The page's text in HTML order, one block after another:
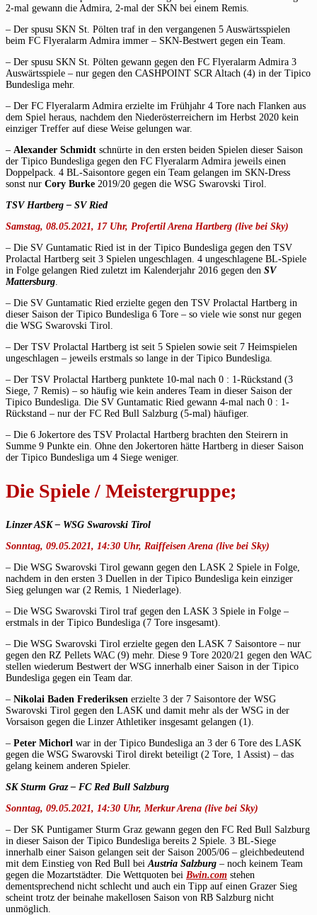
2-mal gewann die Admira, 2-mal der SKN bei einem Remis.
– Der spusu SKN St. Pölten traf in den vergangenen 5 Auswärtsspielen
beim FC Flyeralarm Admira immer – SKN-Bestwert gegen ein Team.
– Der spusu SKN St. Pölten gewann gegen den FC Flyeralarm Admira 3
Auswärtsspiele – nur gegen den CASHPOINT SCR Altach (4) in der Tipico
Bundesliga mehr.
– Der FC Flyeralarm Admira erzielte im Frühjahr 4 Tore nach Flanken aus
dem Spiel heraus, nachdem den Niederösterreichern im Herbst 2020 kein
einziger Treffer auf diese Weise gelungen war.
– Alexander Schmidt schnürte in den ersten beiden Spielen dieser Saison
der Tipico Bundesliga gegen den FC Flyeralarm Admira jeweils einen
Doppelpack. 4 BL-Saisontore gegen ein Team gelangen im SKN-Dress
sonst nur Cory Burke 2019/20 gegen die WSG Swarovski Tirol.
TSV Hartberg – SV Ried
Samstag, 08.05.2021, 17 Uhr, Profertil Arena Hartberg (live bei Sky)
– Die SV Guntamatic Ried ist in der Tipico Bundesliga gegen den TSV
Prolactal Hartberg seit 3 Spielen ungeschlagen. 4 ungeschlagene BL-Spiele
in Folge gelangen Ried zuletzt im Kalenderjahr 2016 gegen den SV
Mattersburg.
– Die SV Guntamatic Ried erzielte gegen den TSV Prolactal Hartberg in
dieser Saison der Tipico Bundesliga 6 Tore – so viele wie sonst nur gegen
die WSG Swarovski Tirol.
– Der TSV Prolactal Hartberg ist seit 5 Spielen sowie seit 7 Heimspielen
ungeschlagen – jeweils erstmals so lange in der Tipico Bundesliga.
– Der TSV Prolactal Hartberg punktete 10-mal nach 0 : 1-Rückstand (3
Siege, 7 Remis) – so häufig wie kein anderes Team in dieser Saison der
Tipico Bundesliga. Die SV Guntamatic Ried gewann 4-mal nach 0 : 1-
Rückstand – nur der FC Red Bull Salzburg (5-mal) häufiger.
– Die 6 Jokertore des TSV Prolactal Hartberg brachten den Steirern in
Summe 9 Punkte ein. Ohne den Jokertoren hätte Hartberg in dieser Saison
der Tipico Bundesliga um 4 Siege weniger.
Die Spiele / Meistergruppe;
Linzer ASK – WSG Swarovski Tirol
Sonntag, 09.05.2021, 14:30 Uhr, Raiffeisen Arena (live bei Sky)
– Die WSG Swarovski Tirol gewann gegen den LASK 2 Spiele in Folge,
nachdem in den ersten 3 Duellen in der Tipico Bundesliga kein einziger
Sieg gelungen war (2 Remis, 1 Niederlage).
– Die WSG Swarovski Tirol traf gegen den LASK 3 Spiele in Folge –
erstmals in der Tipico Bundesliga (7 Tore insgesamt).
– Die WSG Swarovski Tirol erzielte gegen den LASK 7 Saisontore – nur
gegen den RZ Pellets WAC (9) mehr. Diese 9 Tore 2020/21 gegen den WAC
stellen wiederum Bestwert der WSG innerhalb einer Saison in der Tipico
Bundesliga gegen ein Team dar.
– Nikolai Baden Frederiksen erzielte 3 der 7 Saisontore der WSG
Swarovski Tirol gegen den LASK und damit mehr als der WSG in der
Vorsaison gegen die Linzer Athletiker insgesamt gelangen (1).
– Peter Michorl war in der Tipico Bundesliga an 3 der 6 Tore des LASK
gegen die WSG Swarovski Tirol direkt beteiligt (2 Tore, 1 Assist) – das
gelang keinem anderen Spieler.
SK Sturm Graz – FC Red Bull Salzburg
Sonntag, 09.05.2021, 14:30 Uhr, Merkur Arena (live bei Sky)
– Der SK Puntigamer Sturm Graz gewann gegen den FC Red Bull Salzburg
in dieser Saison der Tipico Bundesliga bereits 2 Spiele. 3 BL-Siege
innerhalb einer Saison gelangen seit der Saison 2005/06 – gleichbedeutend
mit dem Einstieg von Red Bull bei Austria Salzburg – noch keinem Team
gegen die Mozartstädter. Die Wettquoten bei Bwin.com stehen
dementsprechend nicht schlecht und auch ein Tipp auf einen Grazer Sieg
scheint trotz der beinahe makellosen Saison von RB Salzburg nicht
unmöglich.